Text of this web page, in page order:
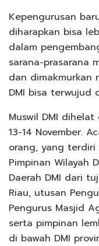
Kepengurusan
diharapkan bisa
dalam
sarana-prasarana
dan dimakmurkan
DMI bisa terwujud
Muswil DMI
13-14 November.
orang, yang terdiri
Pimpinan Wilayah
Daerah DMI dari
Riau, utusan
Pengurus Masjid
serta pimpinan
di bawah DMI